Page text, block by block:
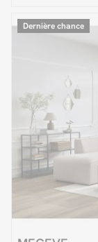
Dernière chance